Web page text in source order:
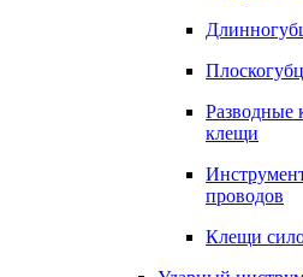
Разводные
клещи
проводов
Клещи